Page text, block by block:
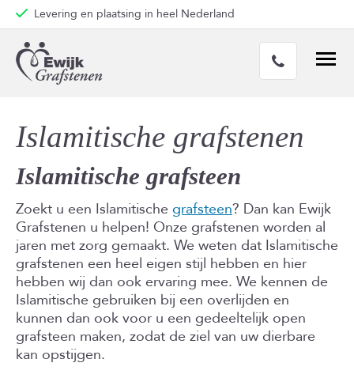
Levering en plaatsing in heel Nederland
Islamitische grafstenen
Islamitische grafsteen
Zoekt u een Islamitische grafsteen? Dan kan Ewijk
Grafstenen u helpen! Onze grafstenen worden al
jaren met zorg gemaakt. We weten dat Islamitische
grafstenen een heel eigen stijl hebben en hier
hebben wij dan ook ervaring mee. We kennen de
Islamitische gebruiken bij een overlijden en
kunnen dan ook voor u een gedeeltelijk open
grafsteen maken, zodat de ziel van uw dierbare
kan opstijgen.